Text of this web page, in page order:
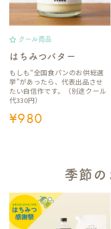
クール商品
はちみつバター
もしも“全国食パンのお供総選
挙”があったら、代表出品させ
たい自信作です。（別途クール
代330円）
¥980
季節の